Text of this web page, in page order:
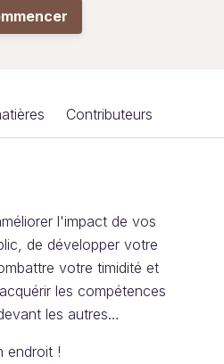
Contributeurs
l'impact de vos
de développer votre
votre timidité et
les compétences
les autres…
endroit !